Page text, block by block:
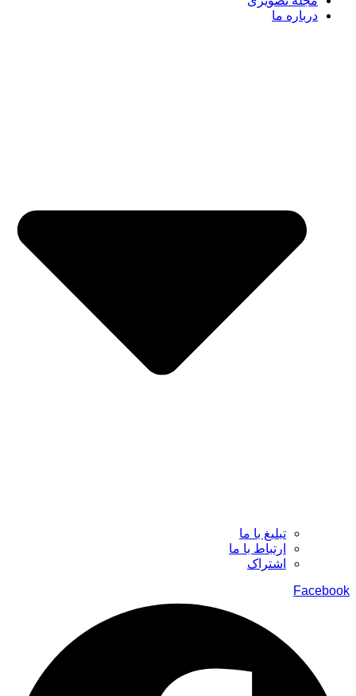
درباره ما
تبلیغ با ما
ارتباط با ما
اشتراک
Facebook